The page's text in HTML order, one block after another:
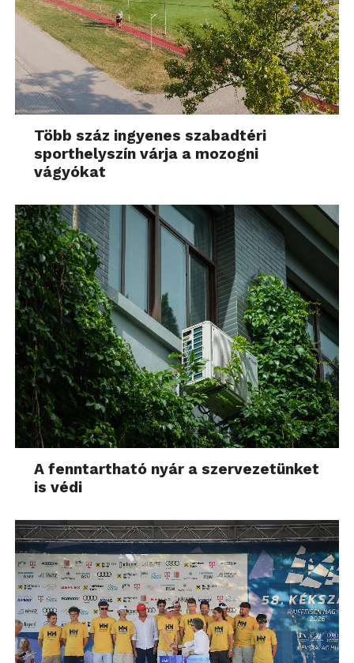
végzek, ezért gyakran előfordul, hogy órákig a gép
előtt dolgozom. Ez nem jó, erről eddig is tudtam, de
soha még annyira nem éreztem cikinek, mint most.
A karomon lévő óra ugyanis óránként jelezte, hogy
ideje lenne mozogni és képet adott arról, hogy az
előre beállított napi céltól még fényévnyi távolságra
vagyok.
Mi tagadás, első pillanatban zavart, hogy piszkál, ám
hamar azon kaptam magam, hogy többet mozgok az
Több száz ingyenes szabadtéri
sporthelyszín várja a mozogni
vágyókat
A fenntartható nyár a szervezetünket
is védi